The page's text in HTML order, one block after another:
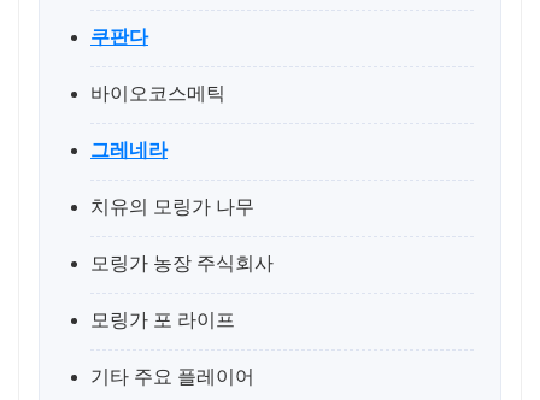
쿠판다
바이오코스메틱
그레네라
치유의 모링가 나무
모링가 농장 주식회사
모링가 포 라이프
기타 주요 플레이어